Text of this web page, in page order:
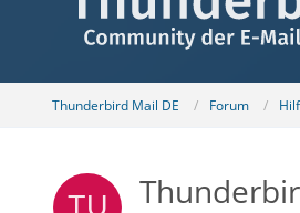
Thunderbird Mail DE Forum